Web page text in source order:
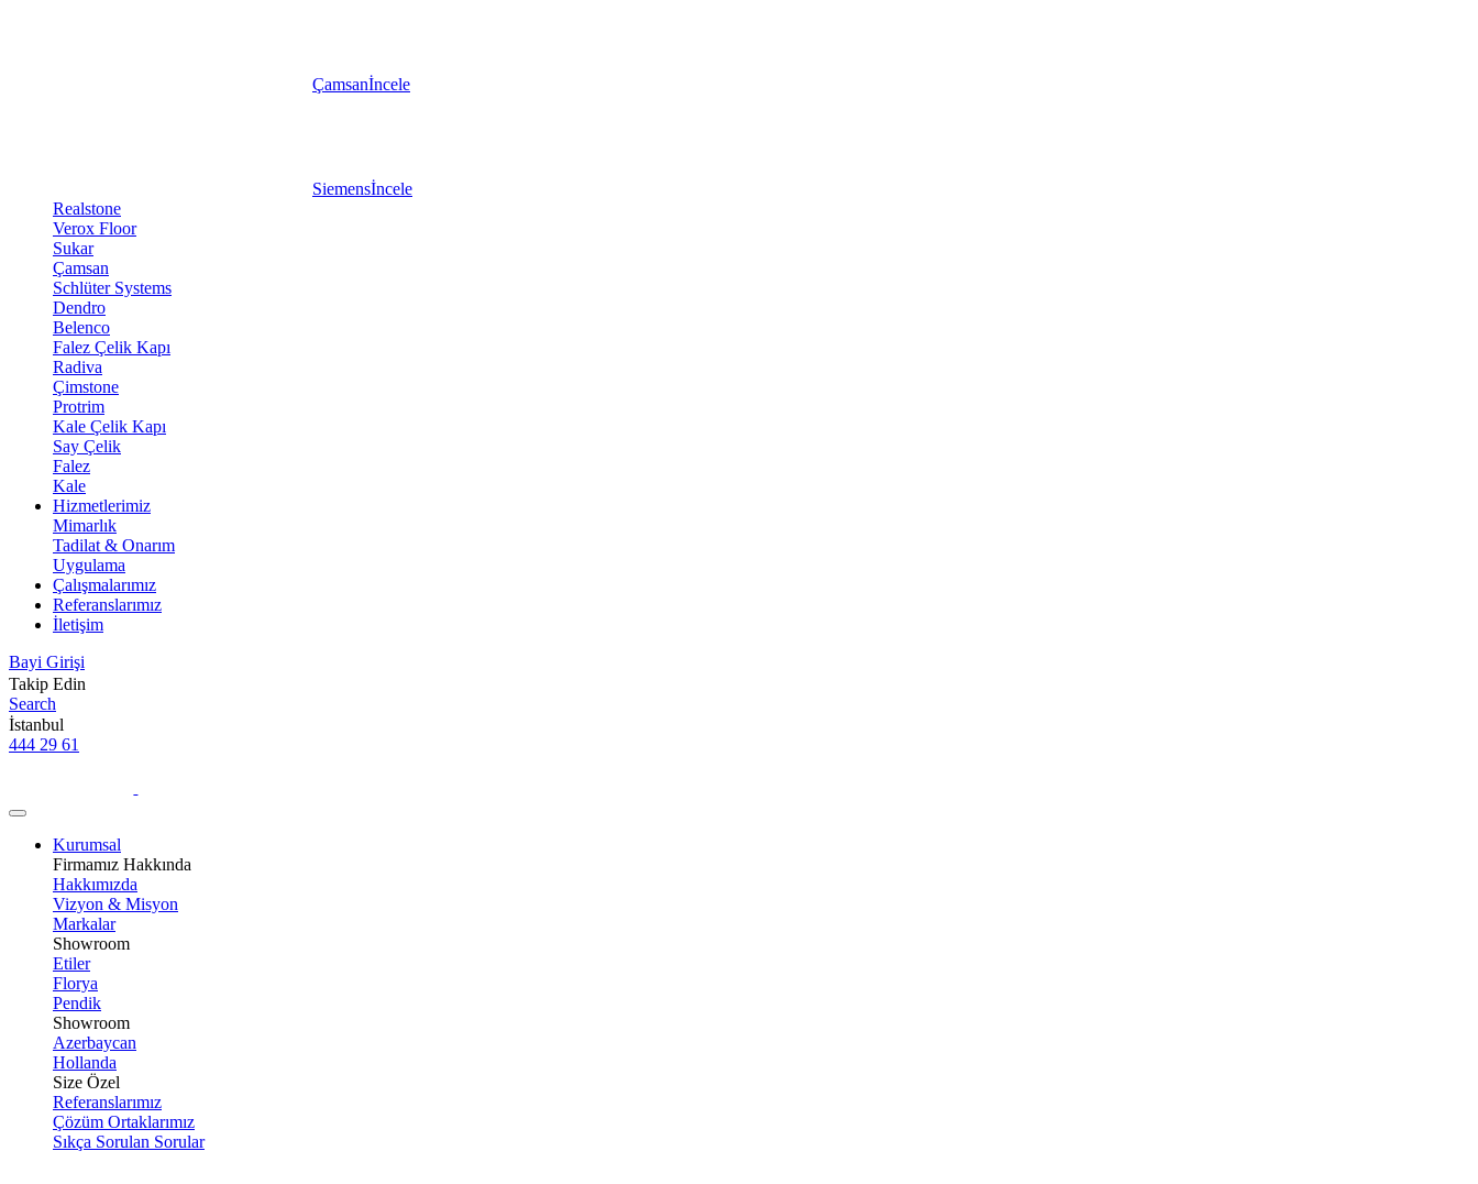
Çamsanİncele
Siemensİncele
Realstone
Verox Floor
Sukar
Çamsan
Schlüter Systems
Dendro
Belenco
Falez Çelik Kapı
Radiva
Çimstone
Protrim
Kale Çelik Kapı
Say Çelik
Falez
Kale
Hizmetlerimiz
Mimarlık
Tadilat & Onarım
Uygulama
Çalışmalarımız
Referanslarımız
İletişim
Bayi Girişi
Takip Edin
Search
İstanbul
444 29 61
Kurumsal
Firmamız Hakkında
Hakkımızda
Vizyon & Misyon
Markalar
Showroom
Etiler
Florya
Pendik
Showroom
Azerbaycan
Hollanda
Size Özel
Referanslarımız
Çözüm Ortaklarımız
Sıkça Sorulan Sorular